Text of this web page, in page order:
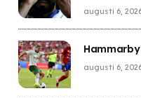
augusti 6,
augusti 6,